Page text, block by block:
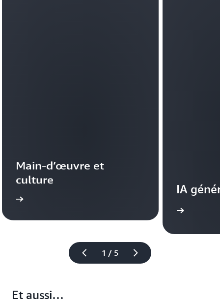
1 / 5
Main-d’œuvre et
culture
IA
En savoir plus
Et aussi…